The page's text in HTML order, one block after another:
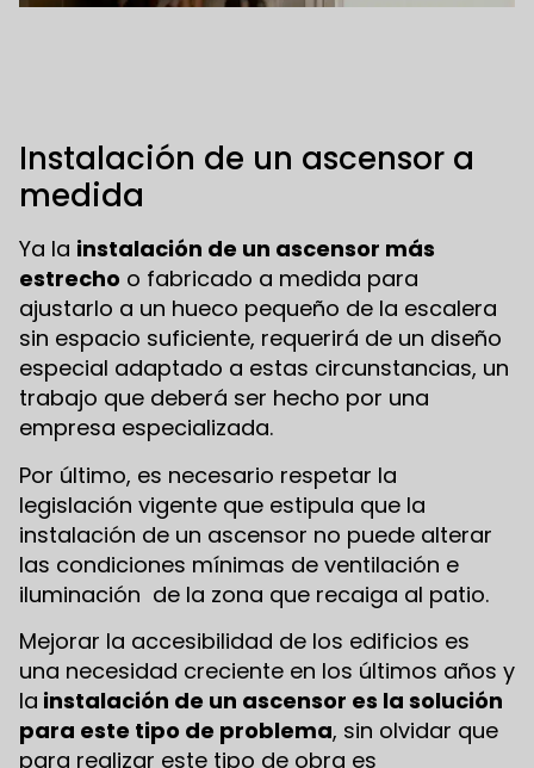
Instalación de un ascensor a
medida
Ya la instalación de un ascensor más
estrecho o fabricado a medida para
ajustarlo a un hueco pequeño de la escalera
sin espacio suficiente, requerirá de un diseño
especial adaptado a estas circunstancias, un
trabajo que deberá ser hecho por una
empresa especializada.
Por último, es necesario respetar la
legislación vigente que estipula que la
instalación de un ascensor no puede alterar
las condiciones mínimas de ventilación e
iluminación de la zona que recaiga al patio.
Mejorar la accesibilidad de los edificios es
una necesidad creciente en los últimos años y
la instalación de un ascensor es la solución
para este tipo de problema, sin olvidar que
para realizar este tipo de obra es